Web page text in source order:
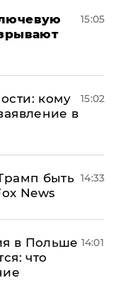
15:05
кому
в
15:02
быть
News
14:33
в Польше
что
14:01